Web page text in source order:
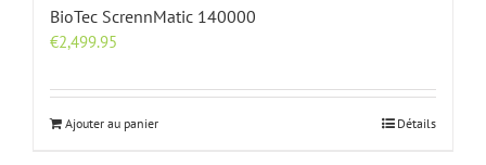
BioTec ScrennMatic 140000
€2,499.95
Ajouter au panier Détails